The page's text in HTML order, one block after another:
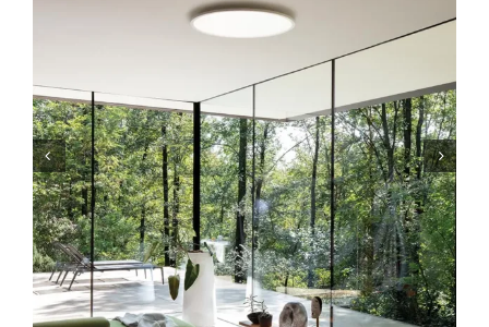
Außenleuchten
Lichtplanung
Referenzen
Marken
Ratgeber